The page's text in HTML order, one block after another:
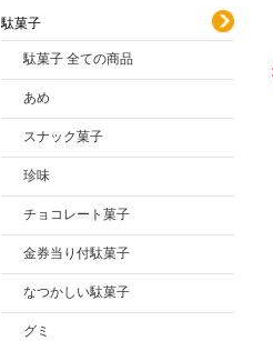
駄菓子
駄菓子 全ての商品
あめ
スナック菓子
珍味
チョコレート菓子
金券当り付駄菓子
なつかしい駄菓子
グミ